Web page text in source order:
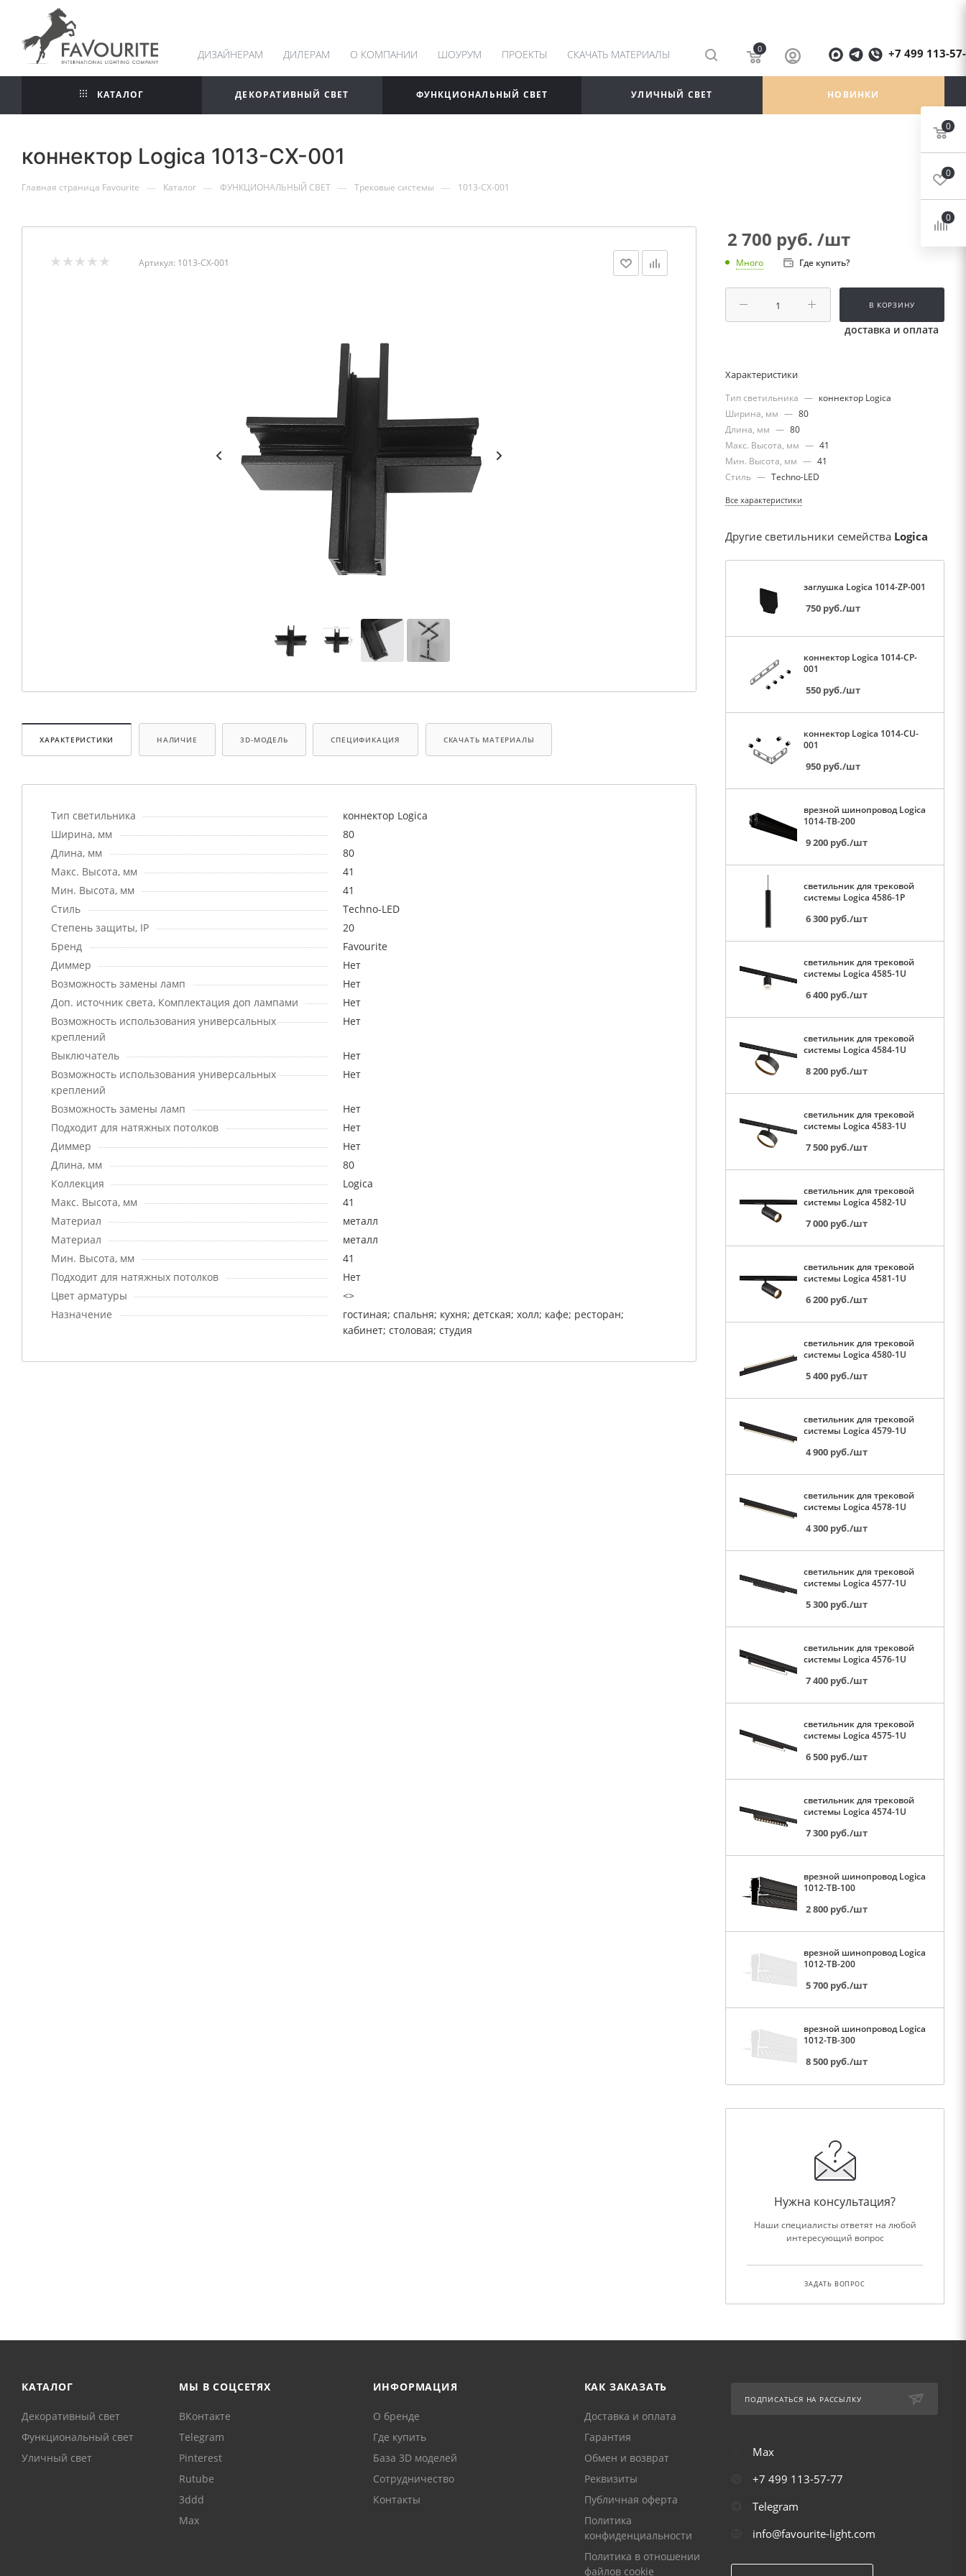
ДИЗАЙНЕРАМ ДИЛЕРАМ О КОМПАНИИ ШОУРУМ ПРОЕКТЫ СКАЧАТЬ МАТЕРИАЛЫ 0 +7 499 113-
КАТАЛОГ ДЕКОРАТИВНЫЙ СВЕТ ФУНКЦИОНАЛЬНЫЙ СВЕТ УЛИЧНЫЙ СВЕТ НОВИНКИ
коннектор Logica 1013-CX-001
Главная страница Favourite — Каталог — ФУНКЦИОНАЛЬНЫЙ СВЕТ — Трековые системы — 1013-CX-001
Артикул: 1013-CX-001
ХАРАКТЕРИСТИКИ НАЛИЧИЕ 3D-МОДЕЛЬ СПЕЦИФИКАЦИЯ СКАЧАТЬ МАТЕРИАЛЫ
Тип светильника
коннектор Logica
Ширина, мм
80
Длина, мм
80
Макс. Высота, мм
41
Мин. Высота, мм
41
Стиль
Techno-LED
Степень защиты, IP
20
Бренд
Favourite
Диммер
Нет
Возможность замены ламп
Нет
Доп. источник света, Комплектация доп лампами
Нет
Возможность использования универсальных
креплений
Нет
Выключатель
Нет
Возможность использования универсальных
креплений
Нет
Возможность замены ламп
Нет
Подходит для натяжных потолков
Нет
Диммер
Нет
Длина, мм
80
Коллекция
Logica
Макс. Высота, мм
41
Материал
металл
Материал
металл
Мин. Высота, мм
41
Подходит для натяжных потолков
Нет
Цвет арматуры
<>
Назначение
гостиная; спальня; кухня; детская; холл; кафе; ресторан;
кабинет; столовая; студия
2 700 руб. /шт
Много Где купить?
В КОРЗИНУ
доставка и оплата
Характеристики
Тип светильника — коннектор Logica
Ширина, мм — 80
Длина, мм — 80
Макс. Высота, мм — 41
Мин. Высота, мм — 41
Стиль — Techno-LED
Все характеристики
Другие светильники семейства Logica
заглушка Logica 1014-ZP-001
750 руб./шт
коннектор Logica 1014-CP-
001
550 руб./шт
коннектор Logica 1014-CU-
001
950 руб./шт
врезной шинопровод Logica
1014-TB-200
9 200 руб./шт
светильник для трековой
системы Logica 4586-1P
6 300 руб./шт
светильник для трековой
системы Logica 4585-1U
6 400 руб./шт
светильник для трековой
системы Logica 4584-1U
8 200 руб./шт
светильник для трековой
системы Logica 4583-1U
7 500 руб./шт
светильник для трековой
системы Logica 4582-1U
7 000 руб./шт
светильник для трековой
системы Logica 4581-1U
6 200 руб./шт
светильник для трековой
системы Logica 4580-1U
5 400 руб./шт
светильник для трековой
системы Logica 4579-1U
4 900 руб./шт
светильник для трековой
системы Logica 4578-1U
4 300 руб./шт
светильник для трековой
системы Logica 4577-1U
5 300 руб./шт
светильник для трековой
системы Logica 4576-1U
7 400 руб./шт
светильник для трековой
системы Logica 4575-1U
6 500 руб./шт
светильник для трековой
системы Logica 4574-1U
7 300 руб./шт
врезной шинопровод Logica
1012-TB-100
2 800 руб./шт
врезной шинопровод Logica
1012-TB-200
5 700 руб./шт
врезной шинопровод Logica
1012-TB-300
8 500 руб./шт
Нужна консультация?
Наши специалисты ответят на любой
интересующий вопрос
ЗАДАТЬ ВОПРОС
КАТАЛОГ
Декоративный свет
Функциональный свет
Уличный свет
МЫ В СОЦСЕТЯХ
ВКонтакте
Telegram
Pinterest
Rutube
3ddd
Max
ИНФОРМАЦИЯ
О бренде
Где купить
База 3D моделей
Сотрудничество
Контакты
КАК ЗАКАЗАТЬ
Доставка и оплата
Гарантия
Обмен и возврат
Реквизиты
Публичная оферта
Политика
конфиденциальности
Политика в отношении
файлов cookie
ПОДПИСАТЬСЯ НА РАССЫЛКУ
Max
+7 499 113-57-77
Telegram
info@favourite-light.com
0
0
0